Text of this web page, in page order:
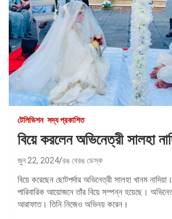
টেলিভিশন সদ্য প্রকাশিত
বিয়ে করলেন অভিনেত্রী সালহা
জুন 22, 2024 রঙ বেরঙ ডেস্ক
বিয়ে করেছেন ছোটপর্দার অভিনেত্রী সালহা খানম
পারিবারিক আয়োজনে তাঁর বিয়ে সম্পন্ন হয়েছে।
আরাফাত। তিনি নিজেও অভিনয় করেন।